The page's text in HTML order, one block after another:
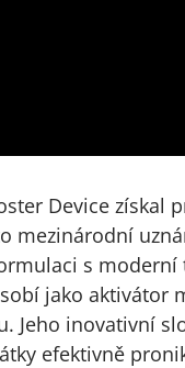
Device získal
mezinárodní
s
jako aktivátor
Jeho inovativní
efektivně